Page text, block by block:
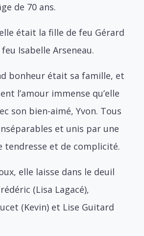
de 70 ans.
était la fille de feu Gérard
Isabelle Arseneau.
bonheur était sa famille, et
l’amour immense qu’elle
son bien-aimé, Yvon. Tous
et unis par une
tendresse et de complicité.
elle laisse dans le deuil
(Lisa Lagacé),
(Kevin) et Lise Guitard